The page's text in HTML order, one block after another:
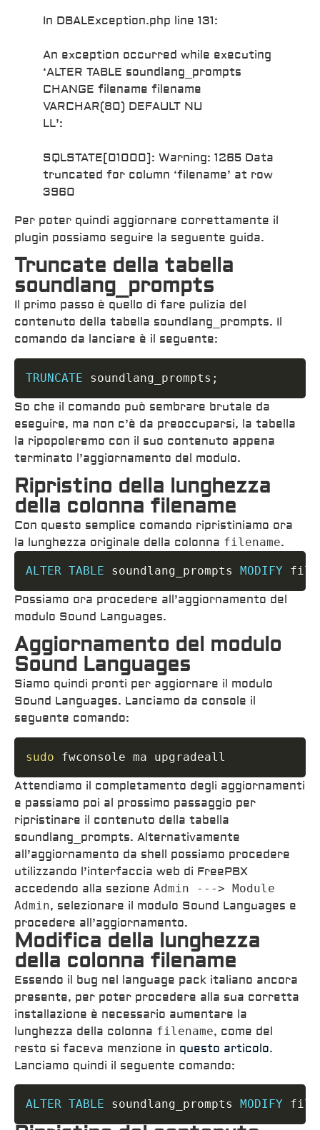
In DBALException.php line 131:
An exception occurred while executing
‘ALTER TABLE soundlang_prompts
CHANGE filename filename
VARCHAR(80) DEFAULT NU
LL’:
SQLSTATE[01000]: Warning: 1265 Data
truncated for column ‘filename’ at row
3960
Per poter quindi aggiornare correttamente il
plugin possiamo seguire la seguente guida.
Truncate della tabella
soundlang_prompts
Il primo passo è quello di fare pulizia del
contenuto della tabella soundlang_prompts. Il
comando da lanciare è il seguente:
TRUNCATE soundlang_prompts ;
So che il comando può sembrare brutale da
eseguire, ma non c’è da preoccuparsi, la tabella
la ripopoleremo con il suo contenuto appena
terminato l’aggiornamento del modulo.
Ripristino della lunghezza
della colonna filename
Con questo semplice comando ripristiniamo ora
la lunghezza originale della colonna filename.
ALTER TABLE soundlang_prompts MODIFY
Possiamo ora procedere all’aggiornamento del
modulo Sound Languages.
Aggiornamento del modulo
Sound Languages
Siamo quindi pronti per aggiornare il modulo
Sound Languages. Lanciamo da console il
seguente comando:
sudo fwconsole ma upgradeall
Attendiamo il completamento degli aggiornamenti
e passiamo poi al prossimo passaggio per
ripristinare il contenuto della tabella
soundlang_prompts. Alternativamente
all’aggiornamento da shell possiamo procedere
utilizzando l’interfaccia web di FreePBX
accedendo alla sezione Admin ---> Module
Admin, selezionare il modulo Sound Languages e
procedere all’aggiornamento.
Modifica della lunghezza
della colonna filename
Essendo il bug nel language pack italiano ancora
presente, per poter procedere alla sua corretta
installazione è necessario aumentare la
lunghezza della colonna filename, come del
resto si faceva menzione in questo articolo.
Lanciamo quindi il seguente comando:
ALTER TABLE soundlang_prompts MODIFY